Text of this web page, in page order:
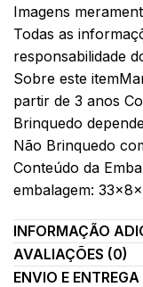
Imagens
Todas as
responsabilidade
Sobre este
partir de 3 anos
Brinquedo
Não Brinquedo
Conteúdo da
embalagem:
INFORMAÇÃO
AVALIAÇÕES (0)
ENVIO E ENTREGA